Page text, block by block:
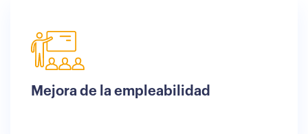
Mejora de la empleabilidad